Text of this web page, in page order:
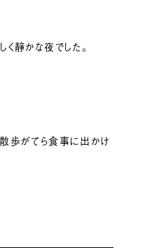
静かな夜でした。
歩がてら食事に出かけ